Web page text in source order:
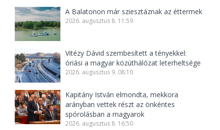
A Balatonon már sziesztáznak az éttermek
2026. augusztus 8. 11:59
Vitézy Dávid szembesített a tényekkel:
óriási a magyar közúthálózat leterheltsége
2026. augusztus 9. 08:10
Kapitány István elmondta, mekkora
arányban vettek részt az önkéntes
spórolásban a magyarok
2026. augusztus 8. 16:50